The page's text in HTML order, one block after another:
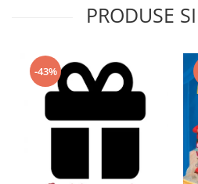
PRODUSE
-43%